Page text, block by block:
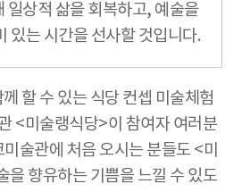
일상적 삶을 회복하고, 예술을
있는 시간을 선사할 것입니다.
할 수 있는 식당 컨셉 미술체험
<미술랭식당>이 참여자 여러분
술관에 처음 오시는 분들도 <미
을 향유하는 기쁨을 느낄 수 있도